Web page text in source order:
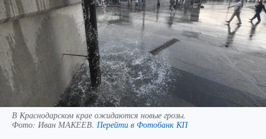
В Краснодарском крае ожидаются новые грозы.
Фото: Иван МАКЕЕВ. Перейти в Фотобанк КП